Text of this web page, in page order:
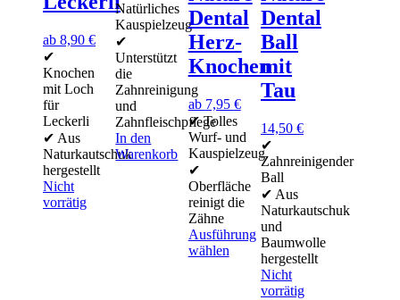
ab 8,90 €
✔
Knochen
mit Loch
für
Leckerli
✔ Aus
Naturkautschuk
hergestellt
Nicht
vorrätig
Natürliches
Kauspielzeug
✔
Unterstützt
die
Zahnreinigung
und
Zahnfleischpflege
In den
Warenkorb
Dental
Herz-
Knochen
ab 7,95 €
✔ Tolles
Wurf- und
Kauspielzeug
✔
Oberfläche
reinigt die
Zähne
Ausführung
wählen
Dental
Ball
mit
Tau
14,50 €
✔
Zahnreinigender
Ball
✔ Aus
Naturkautschuk
und
Baumwolle
hergestellt
Nicht
vorrätig